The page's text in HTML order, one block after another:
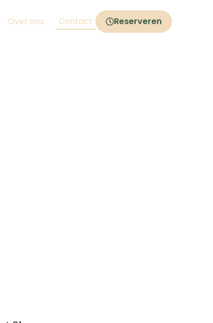
Over ons Contact Reserveren